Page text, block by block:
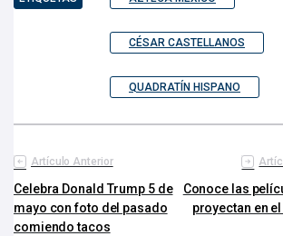
CÉSAR CASTELLANOS
QUADRATÍN HISPANO
Artículo Anterior
Celebra Donald Trump 5 de
mayo con foto del pasado
comiendo tacos
Conoce las
proyectan en